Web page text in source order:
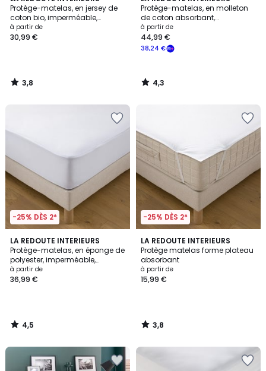
Protège-matelas, en jersey de
coton bio, imperméable,
hauteur maxi 22 cm
à partir de
30,99 €
/ 5
3,8
/
Protège-matelas, en molleton
de coton absorbant,
imperméable, hauteur maxi 30
cm
à partir de
38,24 €
44,99 €
/ 5
4,3
/
-25% DÈS 2*
LA REDOUTE INTERIEURS
Protège-matelas, en éponge de
polyester, imperméable,
hauteur maxi 25 cm
à partir de
36,99 €
4,5
/ 5
4,5
/
-25% DÈS 2*
LA REDOUTE INTERIEURS
Protège matelas forme plateau
absorbant
à partir de
15,99 €
3,8
/ 5
3,8
/